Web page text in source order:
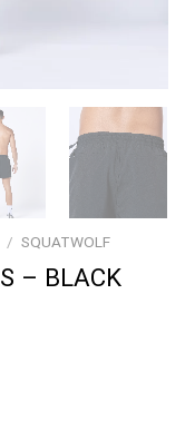
/ SQUATWOLF
– BLACK